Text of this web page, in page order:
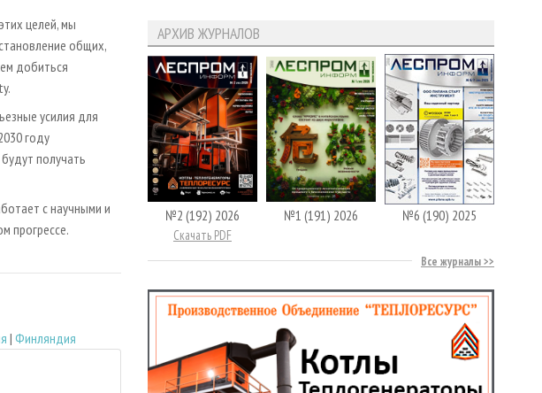
целей, мы
общих,
добиться
усилия для
году
получать
с научными и
прогрессе.
| Финляндия
АРХИВ ЖУРНАЛОВ
№2 (192) 2026
Скачать PDF
№1 (191) 2026 №6 (190) 2025
Все журналы